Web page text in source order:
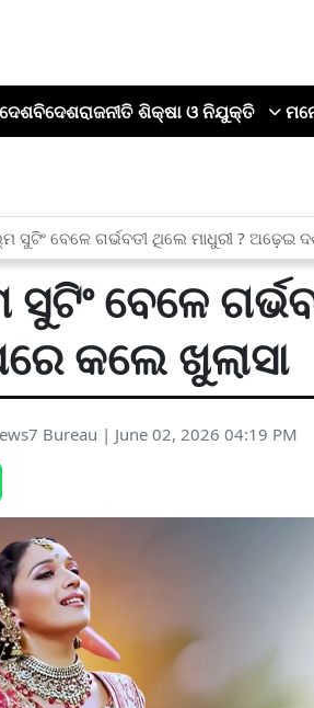
ଦେଶବିଦେଶରାଜନୀତି ଶିକ୍ଷା ଓ ନିଯୁକ୍ତି
ସୁଟିଂ ବେଳେ ଗର୍ଭବତୀ ଥିଲେ ମାଧୁରୀ ? ଅଢ଼େଇ
ବେଳେ
କଲେ ଖୁଲାସା
Bureau | June 02, 2026 04:19 PM